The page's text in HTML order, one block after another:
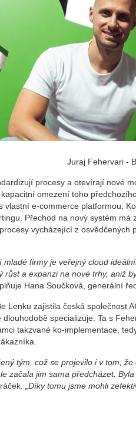
Juraj Fehervari -
procesy a otevírají nové
omezení toho
vlastní e-commerce platformou.
Přechod na nový systém
vycházející z osvědčených
mladé firmy je veřejný cloud
růst a expanzi na nové trhy, aniž
Hana Součková, generální
Lenku zajistila česká společnost
dlouhodobě specializuje. Ta s
takzvané ko-implementace,
tým, což se projevilo i v tom,
začala jim sama předcházet.
„Díky tomu jsme mohli